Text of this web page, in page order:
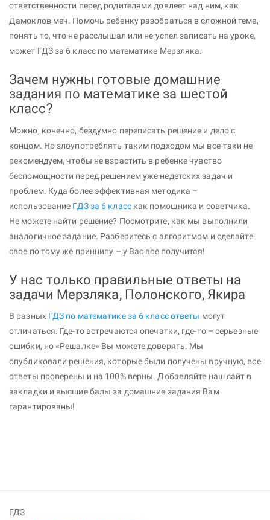
ответственности перед родителями довлеет над ним, как
Дамоклов меч. Помочь ребенку разобраться в сложной теме,
понять то, что не расслышал или не успел записать на уроке,
может ГДЗ за 6 класс по математике Мерзляка.
Зачем нужны готовые домашние
задания по математике за шестой
класс?
Можно, конечно, бездумно переписать решение и дело с
концом. Но злоупотреблять таким подходом мы все-таки не
рекомендуем, чтобы не взрастить в ребенке чувство
беспомощности перед решением уже недетских задач и
проблем. Куда более эффективная методика –
использование ГДЗ за 6 класскак помощника и советчика.
Не можете найти решение? Посмотрите, как мы выполнили
аналогичное задание. Разберитесь с алгоритмом и сделайте
свое по тому же принципу – у Вас все получится!
У нас только правильные ответы на
задачи Мерзляка, Полонского, Якира
В разных ГДЗ по математике за 6 класс ответы могут
отличаться. Где-то встречаются опечатки, где-то – серьезные
ошибки, но «Решалке» Вы можете доверять. Мы
опубликовали решения, которые были получены вручную, все
ответы проверены и на 100% верны. Добавляйте наш сайт в
закладки и высшие балы за домашние задания Вам
гарантированы!
ГДЗ